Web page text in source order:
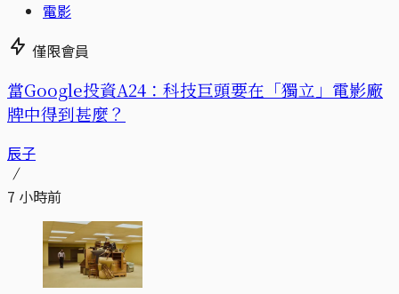
電影
僅限會員
當Google投資A24：科技巨頭要在「獨立」電影廠
牌中得到甚麼？
辰子
7 小時前